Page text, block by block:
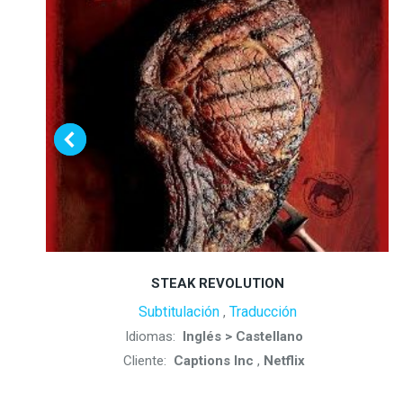
STEAK REVOLUTION
Subtitulación, Traducción
Idiomas: Inglés > Castellano
Cliente: Captions Inc , Netflix